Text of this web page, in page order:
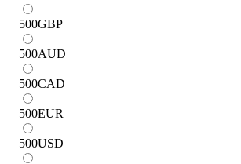
500GBP
500AUD
500CAD
500EUR
500USD